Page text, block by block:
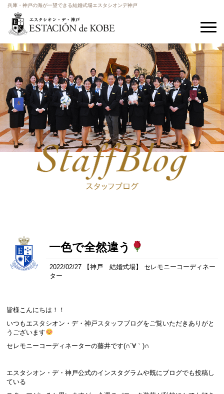
兵庫・神戸の海が一望できる結婚式場エスタシオンデ神戸
一色で全然違う
2022/02/27 【神戸 結婚式場】 セレモニーコーディネー
ター
皆様こんにちは！！
いつもエスタシオン・デ・神戸スタッフブログをご覧いただきありがと
うございます
セレモニーコーディネーターの藤井です(∩´∀｀)∩
エスタシオン・デ・神戸公式のインスタグラムや既にブログでも投稿し
ている